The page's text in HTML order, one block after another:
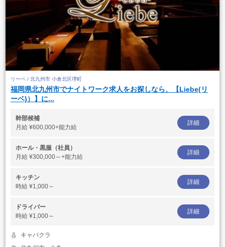
リーベ / 北九州市 小倉北区堺町
福岡県北九州市でナイトワーク求人をお探しなら、【Liebe(リ
ーベ)）】に...
幹部候補
月給 ¥600,000+能力給
詳細
ホール・黒服（社員）
月給 ¥300,000～+能力給
詳細
キッチン
時給 ¥1,000～
詳細
ドライバー
時給 ¥1,000～
詳細
キャバクラ